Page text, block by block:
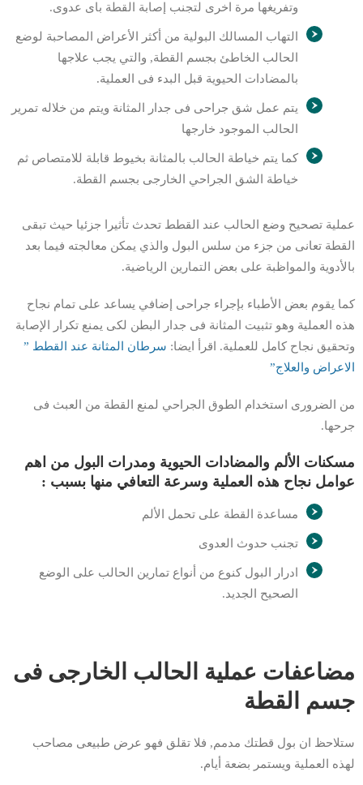
وتفريغها مرة اخرى لتجنب إصابة القطة باى عدوى.
التهاب المسالك البولية من أكثر الأعراض المصاحبة لوضع
الحالب الخاطئ بجسم القطة, والتي يجب علاجها
بالمضادات الحيوية قبل البدء فى العملية.
يتم عمل شق جراحى فى جدار المثانة ويتم من خلاله تمرير
الحالب الموجود خارجها
كما يتم خياطة الحالب بالمثانة بخيوط قابلة للامتصاص ثم
خياطة الشق الجراحي الخارجى بجسم القطة.
عملية تصحيح وضع الحالب عند القطط تحدث تأثيرا جزئيا حيث تبقى
القطة تعانى من جزء من سلس البول والذي يمكن معالجته فيما بعد
بالأدوية والمواظبة على بعض التمارين الرياضية.
كما يقوم بعض الأطباء بإجراء جراحى إضافي يساعد على تمام نجاح
هذه العملية وهو تثبيت المثانة فى جدار البطن لكى يمنع تكرار الإصابة
وتحقيق نجاح كامل للعملية. اقرأ ايضا: سرطان المثانة عند القطط ”
الاعراض والعلاج”
من الضرورى استخدام الطوق الجراحي لمنع القطة من العبث فى
جرحها.
مسكنات الألم والمضادات الحيوية ومدرات البول من اهم
عوامل نجاح هذه العملية وسرعة التعافي منها بسبب :
مساعدة القطة على تحمل الألم
تجنب حدوث العدوى
ادرار البول كنوع من أنواع تمارين الحالب على الوضع
الصحيح الجديد.
مضاعفات عملية الحالب الخارجى فى
جسم القطة
ستلاحظ ان بول قطتك مدمم, فلا تقلق فهو عرض طبيعى مصاحب
لهذه العملية ويستمر بضعة أيام.